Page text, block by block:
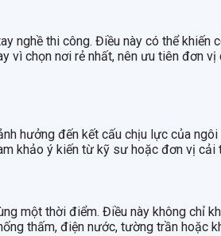
thi công. Điều này có thể khiến
chọn nơi rẻ nhất, nên ưu tiên đơn
hưởng đến kết cấu chịu lực của
khảo ý kiến từ kỹ sư hoặc đơn vị
một thời điểm. Điều này không chỉ
thấm, điện nước, tường trần hoặc